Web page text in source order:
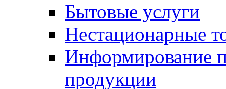
Бытовые услуги
Нестационарные
Информирование
продукции